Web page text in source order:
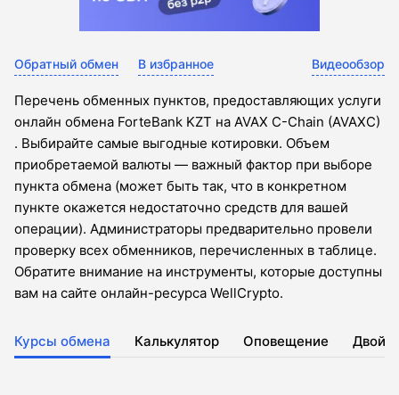
Обратный обмен В избранное Видеообзор
Перечень обменных пунктов, предоставляющих услуги
онлайн обмена ForteBank KZT на AVAX C-Chain (AVAXC)
. Выбирайте самые выгодные котировки. Объем
приобретаемой валюты — важный фактор при выборе
пункта обмена (может быть так, что в конкретном
пункте окажется недостаточно средств для вашей
операции). Администраторы предварительно провели
проверку всех обменников, перечисленных в таблице.
Обратите внимание на инструменты, которые доступны
вам на сайте онлайн-ресурса WellCrypto.
Курсы обмена Калькулятор Оповещение